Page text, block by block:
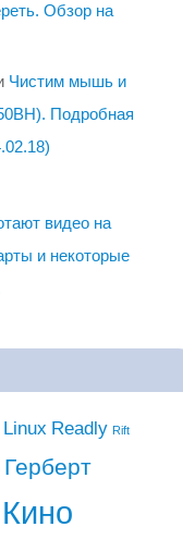
Обзор на
Чистим мышь и
Подробная
видео на
и некоторые
Linux Readly Rift
Герберт
Кино